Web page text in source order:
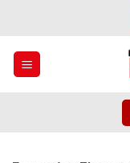
contenu